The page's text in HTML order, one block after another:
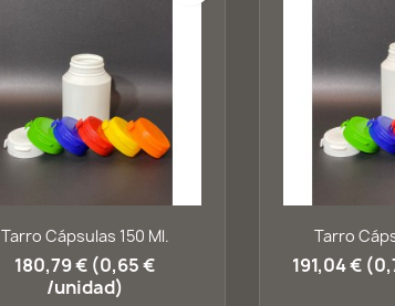
Vista rápida
Tarro Cápsulas 150 Ml.
180,79 € (0,65 €
/unidad)

Tarro
191,04 €